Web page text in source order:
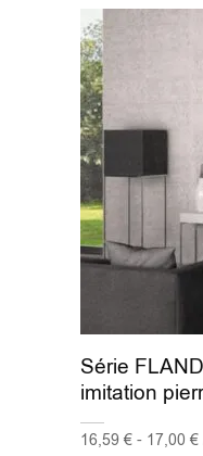
Série
imitation
16,59 € - 17,00 €